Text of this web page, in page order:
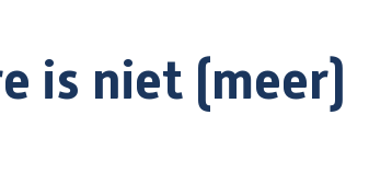
is niet (meer)